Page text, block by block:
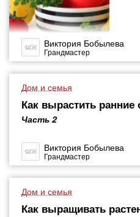
Виктория Бобылева
Грандмастер
Дом и семья
Как вырастить
Часть 2
Виктория Бобылева
Грандмастер
Дом и семья
Как выращивать